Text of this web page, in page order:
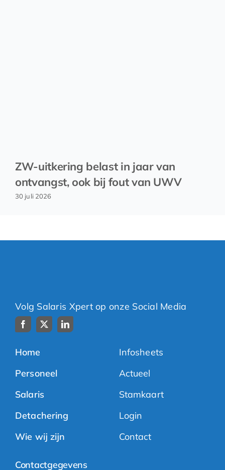
ZW-uitkering belast in jaar van
ontvangst, ook bij fout van UWV
30 juli 2026
Volg Salaris Xpert op onze Social Media
Home
Personeel
Salaris
Detachering
Wie wij zijn
Infosheets
Actueel
Stamkaart
Login
Contact
Contactgegevens